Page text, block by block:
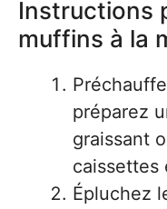
Instructions
muffins à la
préparez
graissant
caissettes
Épluchez